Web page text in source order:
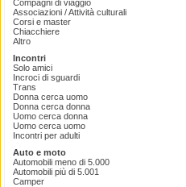
Compagni di viaggio
Associazioni / Attività culturali
Corsi e master
Chiacchiere
Altro
Incontri
Solo amici
Incroci di sguardi
Trans
Donna cerca uomo
Donna cerca donna
Uomo cerca donna
Uomo cerca uomo
Incontri per adulti
Auto e moto
Automobili meno di 5.000
Automobili più di 5.001
Camper